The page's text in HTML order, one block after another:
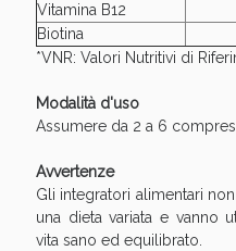
Vitamina B12
Biotina
*VNR: Valori Nutritivi di
Modalità d'uso
Assumere da 2 a 6
Avvertenze
Gli integratori alimentari
una dieta variata e vanno
vita sano ed equilibrato.